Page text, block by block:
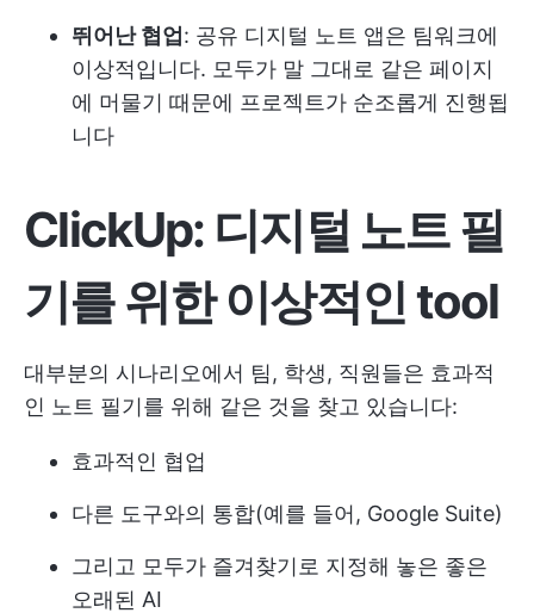
뛰어난 협업 : 공유 디지털 노트 앱은 팀워크에
이상적입니다. 모두가 말 그대로 같은 페이지
에 머물기 때문에 프로젝트가 순조롭게 진행됩
니다
ClickUp: 디지털 노트 필
기를 위한 이상적인 tool
대부분의 시나리오에서 팀, 학생, 직원들은 효과적
인 노트 필기를 위해 같은 것을 찾고 있습니다:
효과적인 협업
다른 도구와의 통합(예를 들어, Google Suite)
그리고 모두가 즐겨찾기로 지정해 놓은 좋은
오래된 AI